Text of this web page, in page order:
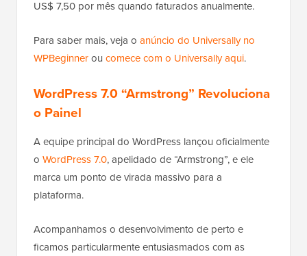
US$ 7,50 por mês quando faturados anualmente.
Para saber mais, veja o anúncio do Universally no
WPBeginnerou comece com o Universally aqui.
WordPress 7.0 “Armstrong” Revoluciona
o Painel
A equipe principal do WordPress lançou oficialmente
o WordPress 7.0, apelidado de “Armstrong”, e ele
marca um ponto de virada massivo para a
plataforma.
Acompanhamos o desenvolvimento de perto e
ficamos particularmente entusiasmados com as